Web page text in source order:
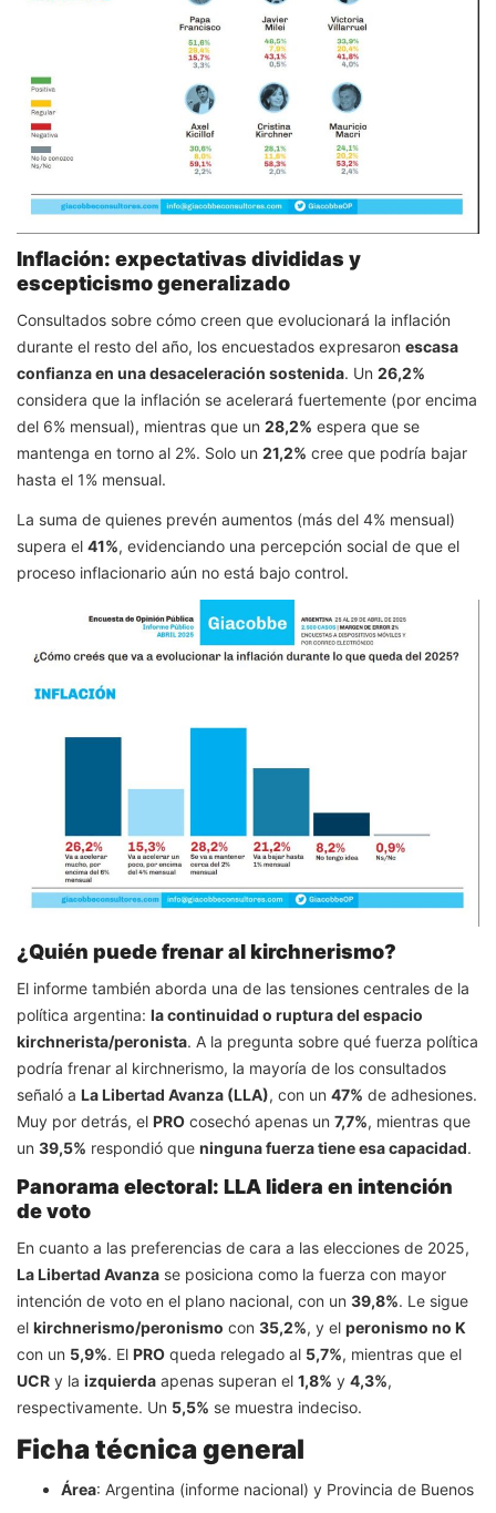
Inflación: expectativas divididas y
escepticismo generalizado
Consultados sobre cómo creen que evolucionará la inflación
durante el resto del año, los encuestados expresaron escasa
confianza en una desaceleración sostenida. Un 26,2%
considera que la inflación se acelerará fuertemente (por encima
del 6% mensual), mientras que un 28,2% espera que se
mantenga en torno al 2%. Solo un 21,2% cree que podría bajar
hasta el 1% mensual.
La suma de quienes prevén aumentos (más del 4% mensual)
supera el 41%, evidenciando una percepción social de que el
proceso inflacionario aún no está bajo control.
¿Quién puede frenar al kirchnerismo?
El informe también aborda una de las tensiones centrales de la
política argentina: la continuidad o ruptura del espacio
kirchnerista/peronista. A la pregunta sobre qué fuerza política
podría frenar al kirchnerismo, la mayoría de los consultados
señaló a La Libertad Avanza (LLA), con un 47% de adhesiones.
Muy por detrás, el PRO cosechó apenas un 7,7%, mientras que
un 39,5% respondió que ninguna fuerza tiene esa capacidad.
Panorama electoral: LLA lidera en intención
de voto
En cuanto a las preferencias de cara a las elecciones de 2025,
La Libertad Avanza se posiciona como la fuerza con mayor
intención de voto en el plano nacional, con un 39,8%. Le sigue
el kirchnerismo/peronismo con 35,2%, y el peronismo no K
con un 5,9%. El PRO queda relegado al 5,7%, mientras que el
UCR y la izquierda apenas superan el 1,8% y 4,3%,
respectivamente. Un 5,5% se muestra indeciso.
Ficha técnica general
Área: Argentina (informe nacional) y Provincia de Buenos